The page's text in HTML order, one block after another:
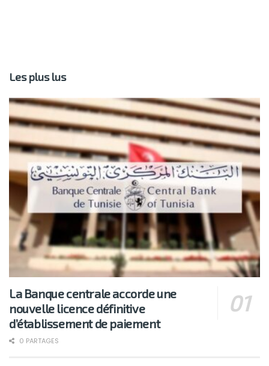
Les plus lus
La Banque centrale accorde une
nouvelle licence définitive
d’établissement de paiement
0 PARTAGES